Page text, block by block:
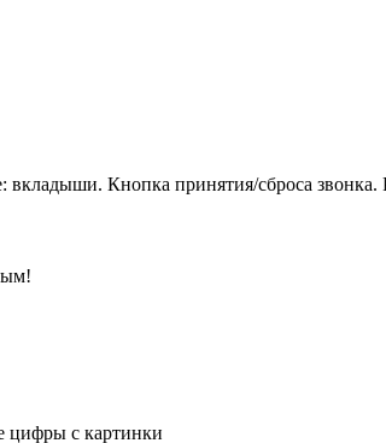
Кнопка принятия/сброса звонка.
цифры с картинки